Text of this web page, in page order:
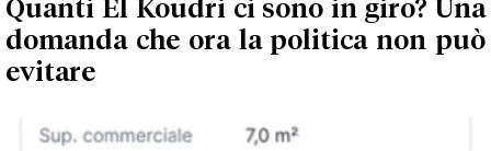
Quanti El Koudri ci sono in giro? Una
domanda che ora la politica non può
evitare